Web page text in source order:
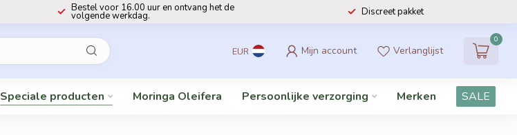
Bestel voor 16.00 uur en ontvang het de
volgende werkdag. Discreet pakket
EUR Mijn account Verlanglijst
0
Speciale producten Moringa Oleifera Persoonlijke verzorging Merken SALE